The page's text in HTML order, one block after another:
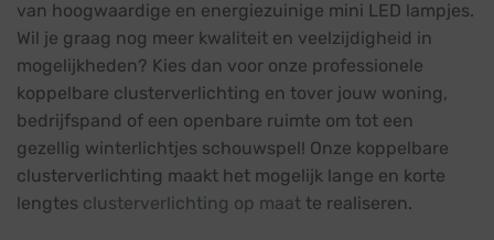
van hoogwaardige en energiezuinige mini LED lampjes.
Wil je graag nog meer kwaliteit en veelzijdigheid in
mogelijkheden? Kies dan voor onze professionele
koppelbare clusterverlichting en tover jouw woning,
bedrijfspand of een openbare ruimte om tot een
gezellig winterlichtjes schouwspel! Onze koppelbare
clusterverlichting maakt het mogelijk lange en korte
lengtes clusterverlichting op maat te realiseren.